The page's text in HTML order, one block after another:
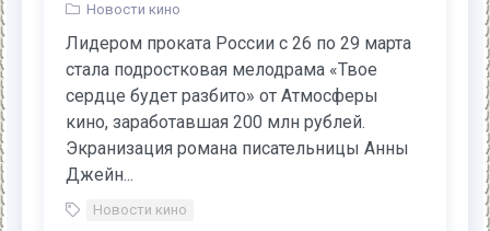
Новости кино
Лидером проката России с 26 по 29 марта
стала подростковая мелодрама «Твое
сердце будет разбито» от Атмосферы
кино, заработавшая 200 млн рублей.
Экранизация романа писательницы Анны
Джейн...
Новости кино